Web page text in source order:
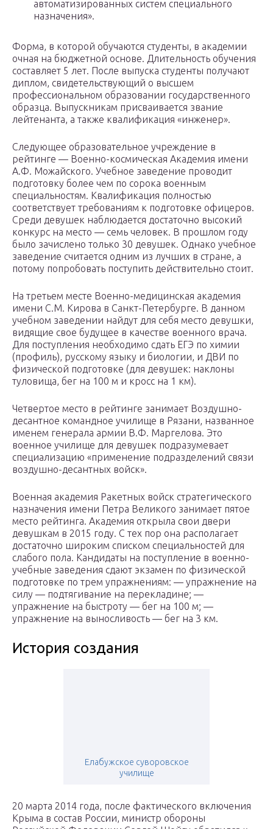
автоматизированных систем специального
назначения».
Форма, в которой обучаются студенты, в академии
очная на бюджетной основе. Длительность обучения
составляет 5 лет. После выпуска студенты получают
диплом, свидетельствующий о высшем
профессиональном образовании государственного
образца. Выпускникам присваивается звание
лейтенанта, а также квалификация «инженер».
Следующее образовательное учреждение в
рейтинге — Военно-космическая Академия имени
А.Ф. Можайского. Учебное заведение проводит
подготовку более чем по сорока военным
специальностям. Квалификация полностью
соответствует требованиям к подготовке офицеров.
Среди девушек наблюдается достаточно высокий
конкурс на место — семь человек. В прошлом году
было зачислено только 30 девушек. Однако учебное
заведение считается одним из лучших в стране, а
потому попробовать поступить действительно стоит.
На третьем месте Военно-медицинская академия
имени С.М. Кирова в Санкт-Петербурге. В данном
учебном заведении найдут для себя место девушки,
видящие свое будущее в качестве военного врача.
Для поступления необходимо сдать ЕГЭ по химии
(профиль), русскому языку и биологии, и ДВИ по
физической подготовке (для девушек: наклоны
туловища, бег на 100 м и кросс на 1 км).
Четвертое место в рейтинге занимает Воздушно-
десантное командное училище в Рязани, названное
именем генерала армии В.Ф. Маргелова. Это
военное училище для девушек подразумевает
специализацию «применение подразделений связи
воздушно-десантных войск».
Военная академия Ракетных войск стратегического
назначения имени Петра Великого занимает пятое
место рейтинга. Академия открыла свои двери
девушкам в 2015 году. С тех пор она располагает
достаточно широким списком специальностей для
слабого пола. Кандидаты на поступление в военно-
учебные заведения сдают экзамен по физической
подготовке по трем упражнениям: — упражнение на
силу — подтягивание на перекладине; —
упражнение на быстроту — бег на 100 м; —
упражнение на выносливость — бег на 3 км.
История создания
Елабужское суворовское
училище
20 марта 2014 года, после фактического включения
Крыма в состав России, министр обороны